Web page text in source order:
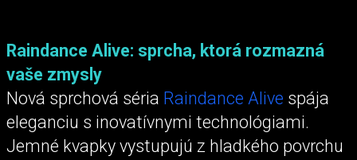
Raindance Alive: sprcha, ktorá rozmazná
vaše zmysly
Nová sprchová séria Raindance Alive spája
eleganciu s inovatívnymi technológiami.
Jemné kvapky vystupujú z hladkého povrchu